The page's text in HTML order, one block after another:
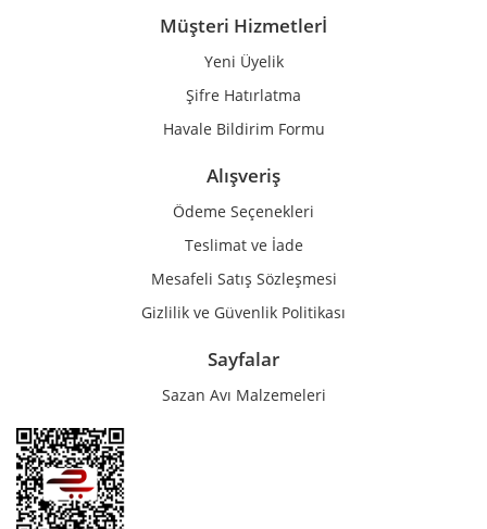
Gönder
Müşteri Hizmetlerİ
Yeni Üyelik
Şifre Hatırlatma
Havale Bildirim Formu
Alışveriş
Ödeme Seçenekleri
Teslimat ve İade
Mesafeli Satış Sözleşmesi
Gizlilik ve Güvenlik Politikası
Sayfalar
Sazan Avı Malzemeleri